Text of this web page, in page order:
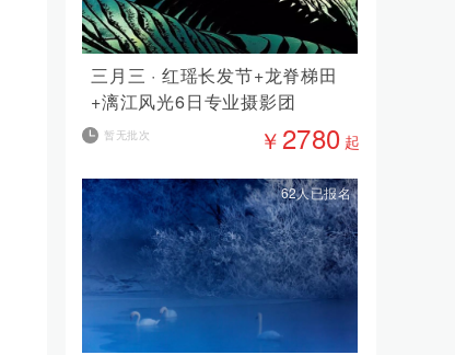
三月三 · 红瑶长发节+龙脊梯田
+漓江风光6日专业摄影团
暂无批次 ￥2780 起
62人已报名